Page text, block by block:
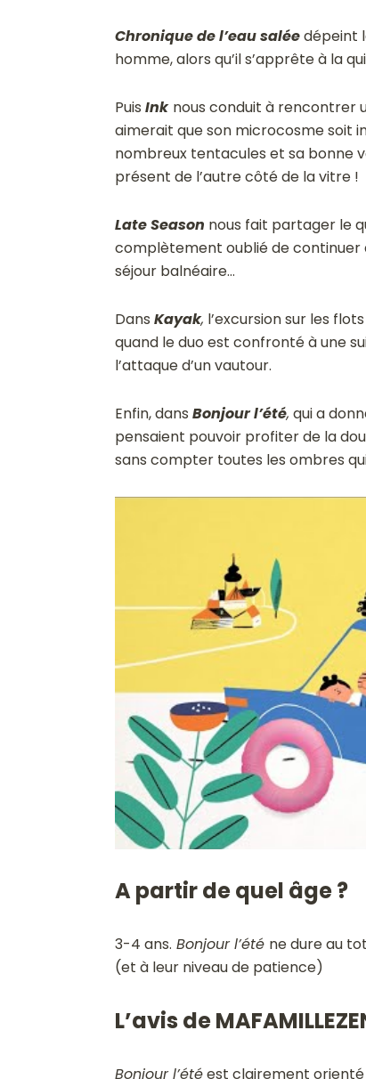
Chronique de l’eau saléedépeint
homme, alors qu’il s’apprête à la
Puis Ink nous conduit à rencontrer
aimerait que son microcosme soit
nombreux tentacules et sa bonne
présent de l’autre côté de la vitre !
Late Season nous fait partager le
complètement oublié de continuer
séjour balnéaire…
Dans Kayak, l’excursion sur les
quand le duo est confronté à une
l’attaque d’un vautour.
Enfin, dans Bonjour l’été, qui a
pensaient pouvoir profiter de la
sans compter toutes les ombres
A partir de quel âge ?
3-4 ans. Bonjour l’été ne dure au
(et à leur niveau de patience)
L’avis de
Bonjour l’étéest clairement orienté